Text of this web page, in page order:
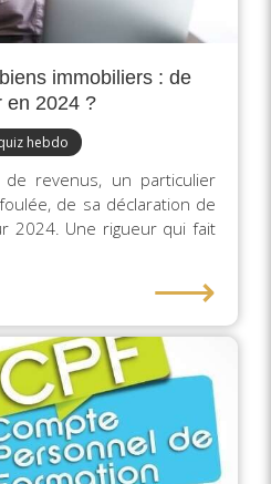
immobiliers : de
en 2024 ?
hebdo
revenus, un particulier
de sa déclaration de
2024. Une rigueur qui fait
⟶